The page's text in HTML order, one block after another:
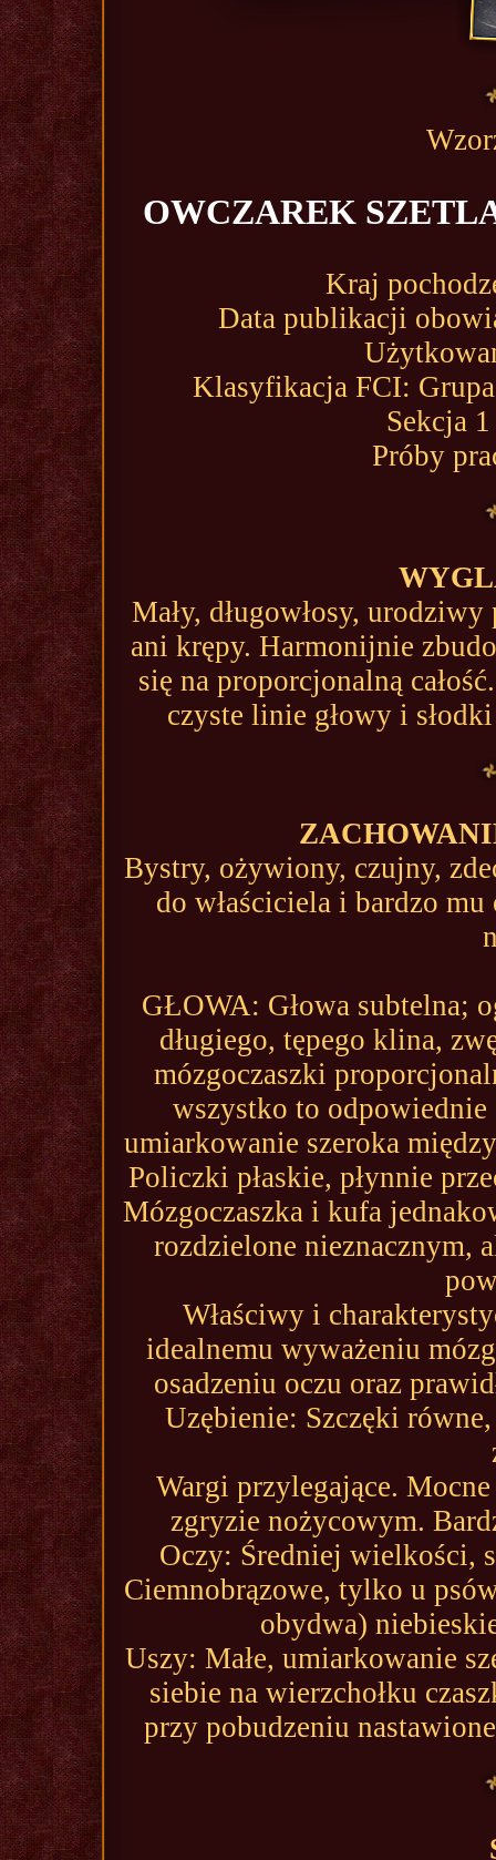
OWCZAREK
Kraj
Data publikacji
Klasyfikacja FCI:
Sekcja
Próby
Mały, długowłosy,
ani krępy. Harmonijnie
się na proporcjonalną
czyste linie głowy i
Bystry, ożywiony, czujny,
do właściciela i bardzo
GŁOWA: Głowa subtelna;
długiego, tępego klina,
mózgoczaszki
wszystko to odpowiednie
umiarkowanie szeroka
Policzki płaskie, płynnie
Mózgoczaszka i kufa
rozdzielone nieznacznym,
Właściwy i
idealnemu wyważeniu
osadzeniu oczu oraz
Uzębienie: Szczęki
Wargi przylegające.
zgryzie nożycowym.
Oczy: Średniej wielkości,
Ciemnobrązowe, tylko u
obydwa)
Uszy: Małe, umiarkowanie
siebie na wierzchołku
przy pobudzeniu